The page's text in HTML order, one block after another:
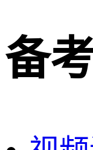
备